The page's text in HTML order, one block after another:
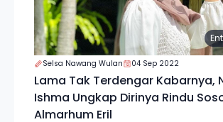
Selsa Nawang Wulan 04 Sep 2022
Lama Tak Terdengar Kabarnya,
Ishma Ungkap Dirinya Rindu
Almarhum Eril